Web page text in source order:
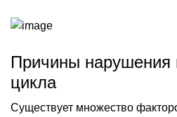
Причины нарушения
цикла
Существует множество